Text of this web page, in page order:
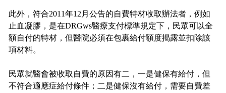
此外，符合2011年12月公告的自費特材收取辦法者，例如
止血凝膠，是在DRGws醫療支付標準規定下，民眾可以全
額自付的特材，但醫院必須在包裹給付額度揭露並扣除該
項材料。
民眾就醫會被收取自費的原因有二，一是健保有給付，但
不符合適應症給付條件；二是健保沒有給付，需要自費差